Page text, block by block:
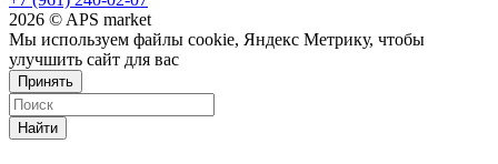
2026 © APS market
Мы используем файлы cookie, Яндекс Метрику, чтобы
улучшить сайт для вас
Принять
Найти